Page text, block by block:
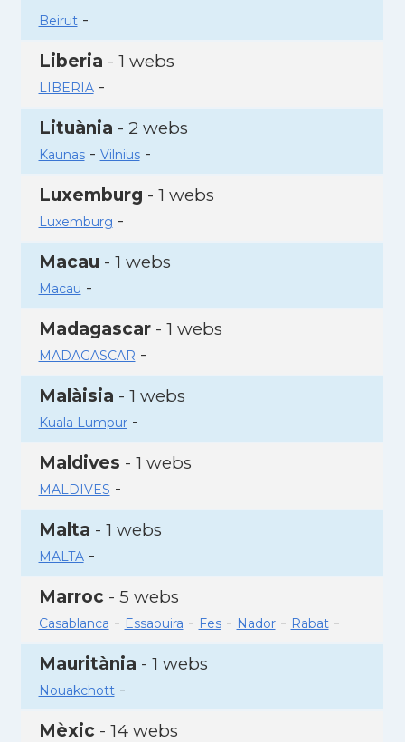
Beirut-
Liberia - 1 webs
LIBERIA-
Lituània - 2 webs
Kaunas- Vilnius-
Luxemburg - 1 webs
Luxemburg -
Macau - 1 webs
Macau -
Madagascar- 1 webs
MADAGASCAR -
Malàisia - 1 webs
Kuala Lumpur-
Maldives - 1 webs
MALDIVES -
Malta - 1 webs
MALTA-
Marroc - 5 webs
Casablanca - Essaouira - Fes- Nador- Rabat-
Mauritània - 1 webs
Nouakchott-
Mèxic - 14 webs